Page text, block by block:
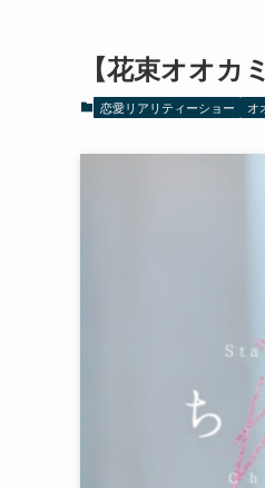
【花束オオ
恋愛リアリティーショー オ